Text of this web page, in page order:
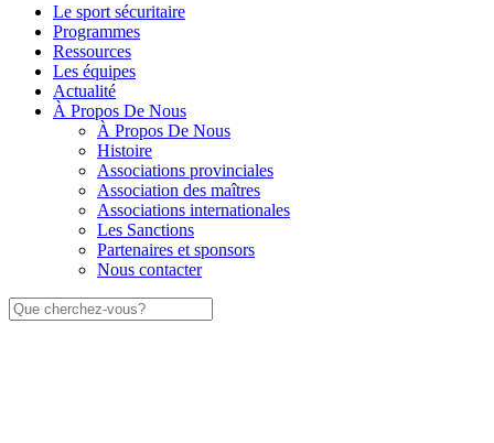
Le sport sécuritaire
Programmes
Ressources
Les équipes
Actualité
À Propos De Nous
À Propos De Nous
Histoire
Associations provinciales
Association des maîtres
Associations internationales
Les Sanctions
Partenaires et sponsors
Nous contacter
Rechercher: